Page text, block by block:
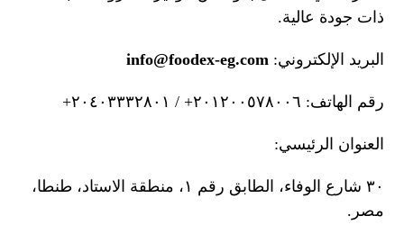
ذات جودة عالية.
البريد الإلكتروني:info@foodex-eg.com
رقم الهاتف: ٢٠١٢٠٠٥٧٨٠٠٦+ / ٢٠٤٠٣٣٣٢٨٠١+
العنوان الرئيسي:
٣٠ شارع الوفاء، الطابق رقم ١، منطقة الاستاد، طنطا،
مصر.